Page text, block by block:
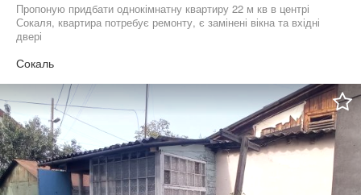
Пропоную придбати однокімнатну квартиру 22 м кв в центрі
Сокаля, квартира потребує ремонту, є замінені вікна та вхідні
двері
Сокаль